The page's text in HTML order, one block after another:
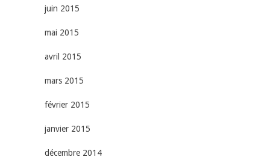
juin 2015
mai 2015
avril 2015
mars 2015
février 2015
janvier 2015
décembre 2014